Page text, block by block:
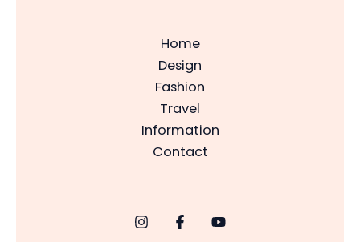
Home
Design
Fashion
Travel
Information
Contact